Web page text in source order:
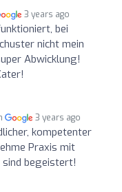
3 years ago
bei
nicht mein
Abwicklung!
3 years ago
kompetenter
Praxis mit
sind begeistert!